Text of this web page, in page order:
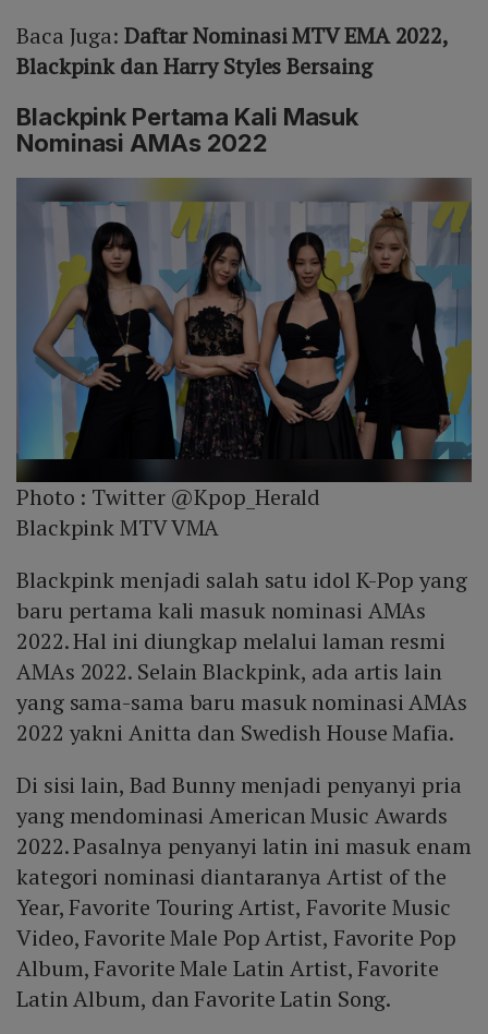
Baca Juga: Daftar Nominasi MTV EMA 2022,
Blackpink dan Harry Styles Bersaing
Blackpink Pertama Kali Masuk
Nominasi AMAs 2022
Photo : Twitter @Kpop_Herald
Blackpink MTV VMA
Blackpink menjadi salah satu idol K-Pop yang
baru pertama kali masuk nominasi AMAs
2022. Hal ini diungkap melalui laman resmi
AMAs 2022. Selain Blackpink, ada artis lain
yang sama-sama baru masuk nominasi AMAs
2022 yakni Anitta dan Swedish House Mafia.
Di sisi lain, Bad Bunny menjadi penyanyi pria
yang mendominasi American Music Awards
2022. Pasalnya penyanyi latin ini masuk enam
kategori nominasi diantaranya Artist of the
Year, Favorite Touring Artist, Favorite Music
Video, Favorite Male Pop Artist, Favorite Pop
Album, Favorite Male Latin Artist, Favorite
Latin Album, dan Favorite Latin Song.